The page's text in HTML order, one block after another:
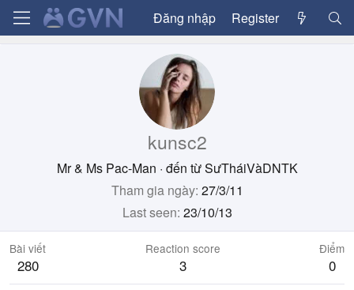
Đăng nhập Register
kunsc2
Mr & Ms Pac-Man · đến từSưTháiVàDNTK
Tham gia ngày 27/3/11
Last seen 23/10/13
Bài viết
280
Reaction score
3
Điểm
0